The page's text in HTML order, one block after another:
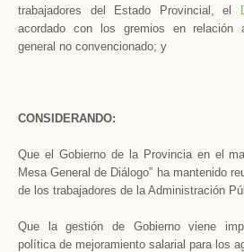
trabajadores del Estado Provincial, el
acordado con los gremios en relación
general no convencionado; y
CONSIDERANDO:
Que el Gobierno de la Provincia en el
Mesa General de Diálogo” ha mantenido
de los trabajadores de la Administración
Que la gestión de Gobierno viene
política de mejoramiento salarial para los